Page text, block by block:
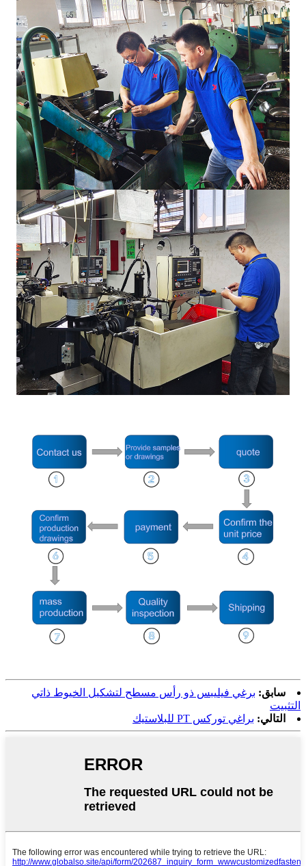
سابق: برغي فيليبس ذو رأس مسطح لتشكيل الخيوط ذاتي
التثبيت
التالي: براغي توركس PT للبلاستيك